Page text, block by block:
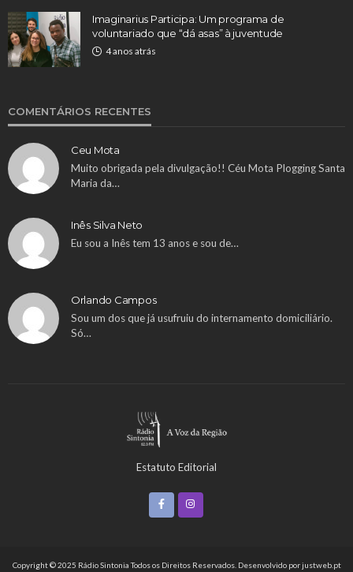
Imaginarius Participa: Um programa de
voluntariado que “dá asas” à juventude
4 anos atrás
COMENTÁRIOS RECENTES
Ceu Mota
Muito obrigada pela divulgação!! Céu Mota Plogging Santa
Maria da…
Inês Silva Neto
Eu sou a Inês tem 13 anos e sou de…
Orlando Campos
Sou um dos que já usufruiu do internamento domiciliário.
Só…
Estatuto Editorial
Copyright © 2025 Rádio Sintonia Todos os Direitos Reservados. Desenvolvido porjustweb.pt